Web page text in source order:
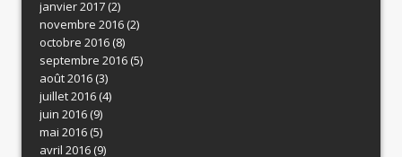
janvier 2017(2)
novembre 2016(2)
octobre 2016(8)
septembre 2016(5)
août 2016(3)
juillet 2016(4)
juin 2016(9)
mai 2016(5)
avril 2016(9)